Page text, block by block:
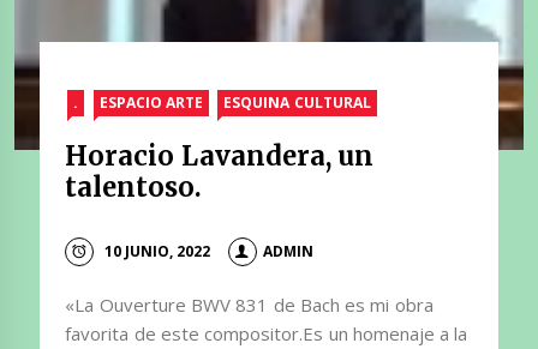
. ESPACIO ARTE ESQUINA CULTURAL
Horacio Lavandera, un
talentoso.
10 JUNIO, 2022 ADMIN
«La Ouverture BWV 831 de Bach es mi obra
favorita de este compositor.Es un homenaje a la